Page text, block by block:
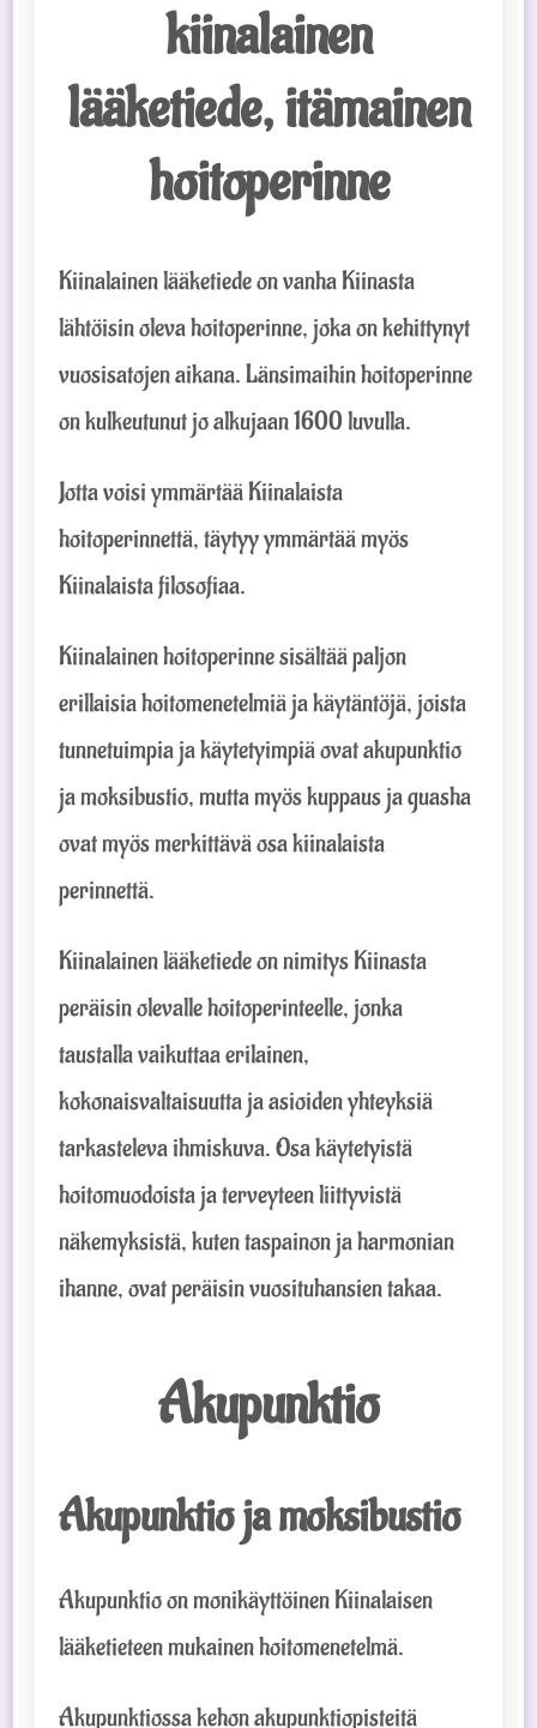
kiinalainen
lääketiede, itämainen
hoitoperinne
Kiinalainen lääketiede on vanha Kiinasta
lähtöisin oleva hoitoperinne, joka on kehittynyt
vuosisatojen aikana. Länsimaihin hoitoperinne
on kulkeutunut jo alkujaan 1600 luvulla.
Jotta voisi ymmärtää Kiinalaista
hoitoperinnettä, täytyy ymmärtää myös
Kiinalaista filosofiaa.
Kiinalainen hoitoperinne sisältää paljon
erillaisia hoitomenetelmiä ja käytäntöjä, joista
tunnetuimpia ja käytetyimpiä ovat akupunktio
ja moksibustio, mutta myös kuppaus ja guasha
ovat myös merkittävä osa kiinalaista
perinnettä.
Kiinalainen lääketiede on nimitys Kiinasta
peräisin olevalle hoitoperinteelle, jonka
taustalla vaikuttaa erilainen,
kokonaisvaltaisuutta ja asioiden yhteyksiä
tarkasteleva ihmiskuva. Osa käytetyistä
hoitomuodoista ja terveyteen liittyvistä
näkemyksistä, kuten taspainon ja harmonian
ihanne, ovat peräisin vuosituhansien takaa.
Akupunktio
Akupunktio ja moksibustio
Akupunktio on monikäyttöinen Kiinalaisen
lääketieteen mukainen hoitomenetelmä.
Akupunktiossa kehon akupunktiopisteitä